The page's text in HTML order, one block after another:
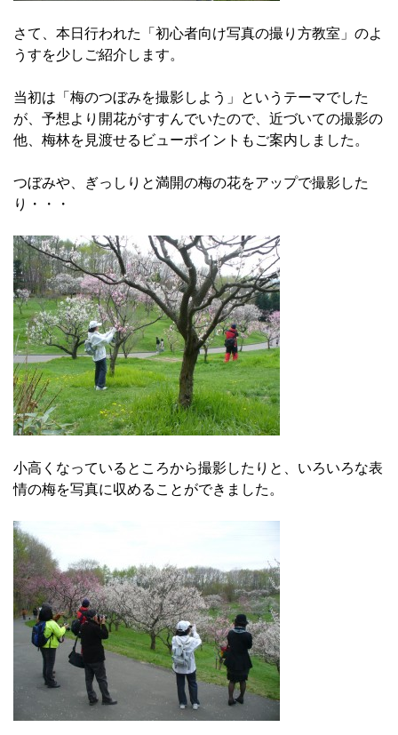
さて、本日行われた「初心者向け写真の撮り方教室」のよ
うすを少しご紹介します。
当初は「梅のつぼみを撮影しよう」というテーマでした
が、予想より開花がすすんでいたので、近づいての撮影の
他、梅林を見渡せるビューポイントもご案内しました。
つぼみや、ぎっしりと満開の梅の花をアップで撮影した
り・・・
小高くなっているところから撮影したりと、いろいろな表
情の梅を写真に収めることができました。